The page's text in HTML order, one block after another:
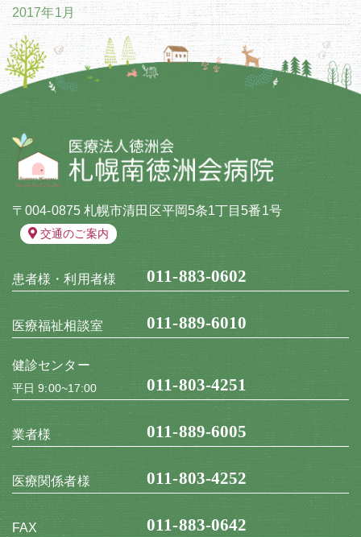
2017年1月
〒004-0875 札幌市清田区平岡5条1丁目5番1号
交通のご案内
患者様・利用者様 011-883-0602
医療福祉相談室 011-889-6010
健診センター
平日 9:00~17:00 011-803-4251
業者様 011-889-6005
医療関係者様 011-803-4252
FAX 011-883-0642